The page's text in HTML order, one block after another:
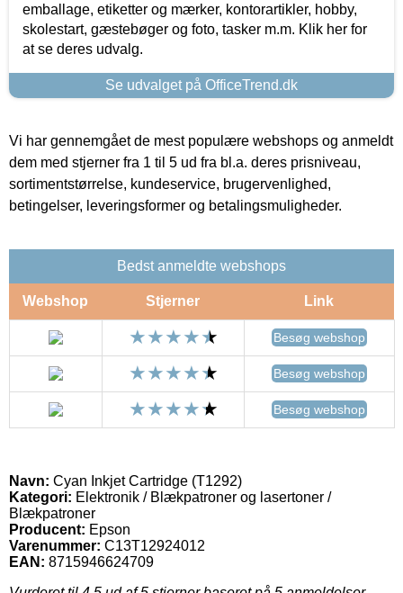
emballage, etiketter og mærker, kontorartikler, hobby,
skolestart, gæstebøger og foto, tasker m.m. Klik her for
at se deres udvalg.
Se udvalget på OfficeTrend.dk
Vi har gennemgået de mest populære webshops og anmeldt
dem med stjerner fra 1 til 5 ud fra bl.a. deres prisniveau,
sortimentstørrelse, kundeservice, brugervenlighed,
betingelser, leveringsformer og betalingsmuligheder.
Bedst anmeldte webshops
Webshop Stjerner Link
Besøg webshop
Besøg webshop
Besøg webshop
Navn: Cyan Inkjet Cartridge (T1292)
Kategori: Elektronik / Blækpatroner og lasertoner /
Blækpatroner
Producent: Epson
Varenummer: C13T12924012
EAN: 8715946624709